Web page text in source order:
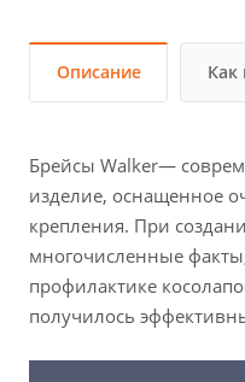
Описание Как
Брейсы Walker—
изделие, оснащенное
крепления. При
многочисленные
профилактике
получилось